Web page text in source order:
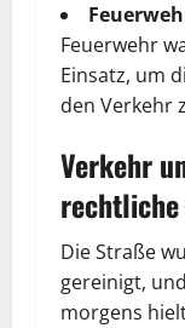
Feuerwehr
Einsatz, um
den Verkehr
Verkehr
Die Straße
gereinigt,
morgens